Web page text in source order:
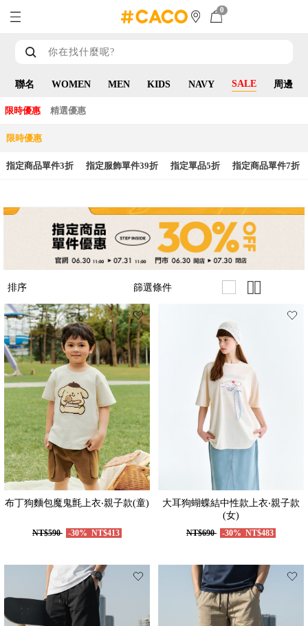
0
聯名 WOMEN MEN KIDS NAVY SALE 周邊
限時優惠 精選優惠
限時優惠
指定商品單件3折 指定服飾單件39折 指定單品5折 指定商品單件7折
排序 篩選條件
布丁狗麵包魔鬼氈上衣‧親子款(童)
NT$590 -30% NT$413
大耳狗蝴蝶結中性款上衣‧親子款
(女)
NT$690 -30% NT$483